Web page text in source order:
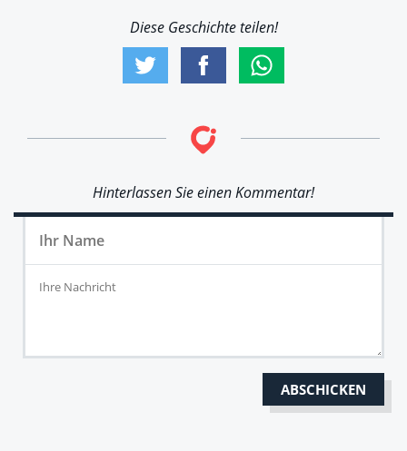
Diese Geschichte teilen!
Hinterlassen Sie einen Kommentar!